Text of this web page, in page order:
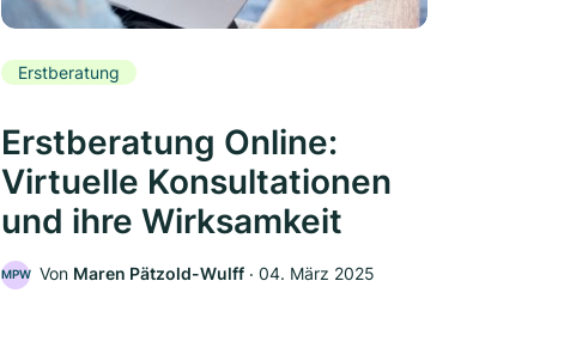
Erstberatung
Erstberatung Online:
Virtuelle Konsultationen
und ihre Wirksamkeit
MPW Von Maren Pätzold-Wulff ‧ 04. März 2025